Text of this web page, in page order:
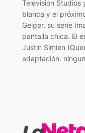
Television Studios
blanca y el
Geiger, su serie
pantalla chica. El
Justin Simien
adaptación.